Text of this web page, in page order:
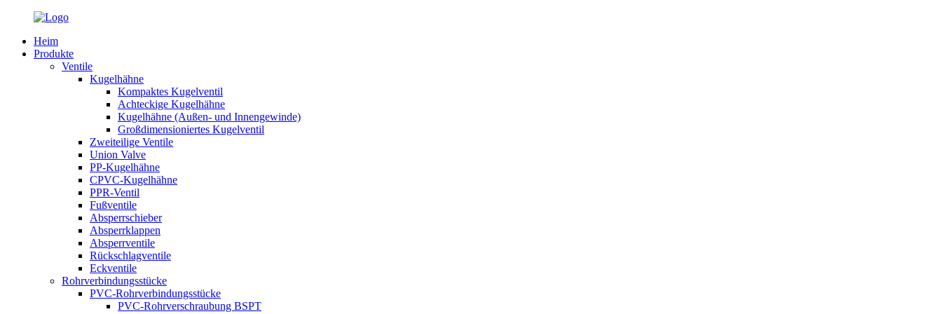
Heim
Produkte
Ventile
Kugelhähne
Kompaktes Kugelventil
Achteckige Kugelhähne
Kugelhähne (Außen- und Innengewinde)
Großdimensioniertes Kugelventil
Zweiteilige Ventile
Union Valve
PP-Kugelhähne
CPVC-Kugelhähne
PPR-Ventil
Fußventile
Absperrschieber
Absperrklappen
Absperrventile
Rückschlagventile
Eckventile
Rohrverbindungsstücke
PVC-Rohrverbindungsstücke
PVC-Rohrverschraubung BSPT